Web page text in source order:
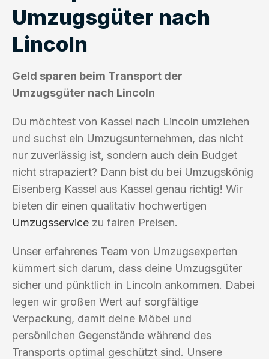
Umzugsgüter nach
Lincoln
Geld sparen beim Transport der
Umzugsgüter nach Lincoln
Du möchtest von Kassel nach Lincoln umziehen
und suchst ein Umzugsunternehmen, das nicht
nur zuverlässig ist, sondern auch dein Budget
nicht strapaziert? Dann bist du bei Umzugskönig
Eisenberg Kassel aus Kassel genau richtig! Wir
bieten dir einen qualitativ hochwertigen
Umzugsservice zu fairen Preisen.
Unser erfahrenes Team von Umzugsexperten
kümmert sich darum, dass deine Umzugsgüter
sicher und pünktlich in Lincoln ankommen. Dabei
legen wir großen Wert auf sorgfältige
Verpackung, damit deine Möbel und
persönlichen Gegenstände während des
Transports optimal geschützt sind. Unsere